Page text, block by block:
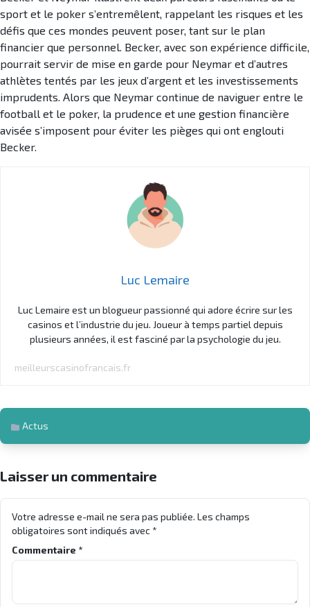
sport et le poker s’entremêlent, rappelant les risques et les
défis que ces mondes peuvent poser, tant sur le plan
financier que personnel. Becker, avec son expérience difficile,
pourrait servir de mise en garde pour Neymar et d’autres
athlètes tentés par les jeux d’argent et les investissements
imprudents. Alors que Neymar continue de naviguer entre le
football et le poker, la prudence et une gestion financière
avisée s’imposent pour éviter les pièges qui ont englouti
Becker.
Luc Lemaire
Luc Lemaire est un blogueur passionné qui adore écrire sur les
casinos et l’industrie du jeu. Joueur à temps partiel depuis
plusieurs années, il est fasciné par la psychologie du jeu.
meilleurscasinofrancais.fr
Actus
Laisser un commentaire
Votre adresse e-mail ne sera pas publiée. Les champs
obligatoires sont indiqués avec*
Commentaire *